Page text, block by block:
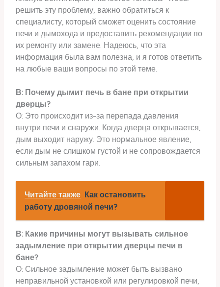
решить эту проблему, важно обратиться к
специалисту, который сможет оценить состояние
печи и дымохода и предоставить рекомендации по
их ремонту или замене. Надеюсь, что эта
информация была вам полезна, и я готов ответить
на любые ваши вопросы по этой теме.
В: Почему дымит печь в бане при открытии
дверцы?
О: Это происходит из-за перепада давления
внутри печи и снаружи. Когда дверца открывается,
дым выходит наружу. Это нормальное явление,
если дым не слишком густой и не сопровождается
сильным запахом гари.
Читайте также Как остановить
работу дровяной печи?
В: Какие причины могут вызывать сильное
задымление при открытии дверцы печи в
бане?
О: Сильное задымление может быть вызвано
неправильной установкой или регулировкой печи,